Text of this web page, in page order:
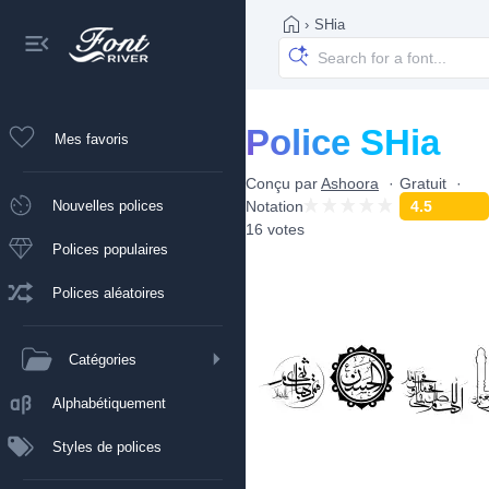
Mes favoris
Nouvelles polices
Polices populaires
Polices aléatoires
Catégories
Alphabétiquement
Styles de polices
› SHia
Police SHia
Conçu parAshoora
Gratuit
Notation
4.5
16 votes